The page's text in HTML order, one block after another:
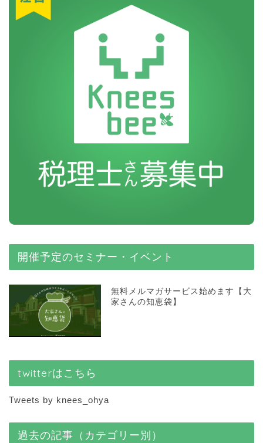
開催予定のセミナー・イベント
無料メルマガサービス始めます【大
家さんの知恵袋】
twitterはこちら
Tweets by knees_ohya
過去の記事（カテゴリー別）